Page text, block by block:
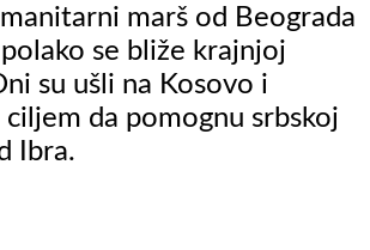
marš od Beograda
se bliže krajnjoj
su ušli na Kosovo i
da pomognu srbskoj
Ibra.